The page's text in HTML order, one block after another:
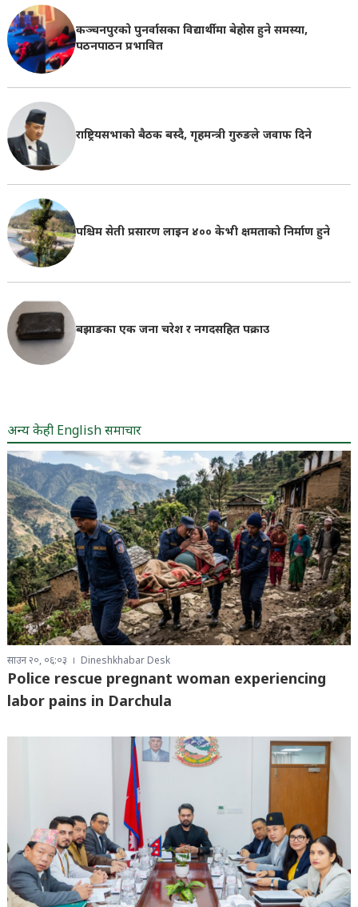
कञ्चनपुरको पुनर्वासका विद्यार्थीमा बेहोस हुने समस्या,
पठनपाठन प्रभावित
राष्ट्रियसभाको बैठक बस्दै, गृहमन्त्री गुरुङले जवाफ दिने
पश्चिम सेती प्रसारण लाइन ४०० केभी क्षमताको निर्माण हुने
बझाङका एक जना चरेश र नगदसहित पक्राउ
अन्य केही English समाचार
साउन २०, ०६:०३ Dineshkhabar Desk
Police rescue pregnant woman experiencing
labor pains in Darchula